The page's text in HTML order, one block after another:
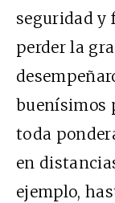
seguridad y
perder la
buenísimos
toda
en
ejemplo,